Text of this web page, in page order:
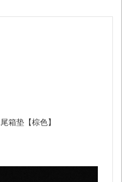
箱垫【棕色】